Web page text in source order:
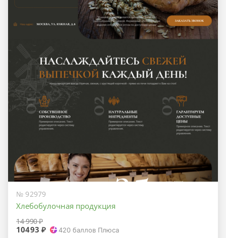
№ 92979
Хлебобулочная продукция
14 990 ₽
10493 ₽ 420 баллов Плюса